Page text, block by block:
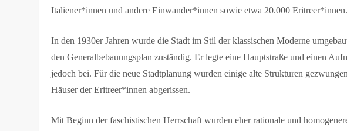
Italiener*innen und andere Einwander*innen sowie etwa 20.000 Eritreer*innen.
In den 1930er Jahren wurde die Stadt im Stil der klassischen Moderne
den Generalbebauungsplan zuständig. Er legte eine Hauptstraße und einen
jedoch bei. Für die neue Stadtplanung wurden einige alte Strukturen
Häuser der Eritreer*innen abgerissen.
Mit Beginn der faschistischen Herrschaft wurden eher rationale und